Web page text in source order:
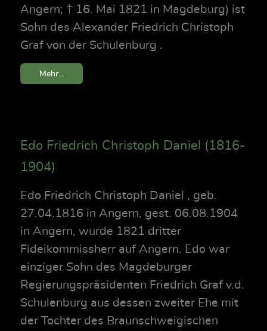
Angern; † 16. Mai 1821 in Magdeburg) ist
Sohn des Alexander Friedrich Christoph
Graf von der Schulenburg .
Mehr...
Edo Friedrich Christoph Daniel (1816-
1904)
Edo Friedrich Christoph Daniel , geb.
27.04.1816 in Angern, gest. 06.08.1904
in Angern, wurde 1821 dritter
Fideikommissherr auf Angern. Edo war
einziger Sohn des Magdeburger
Regierungspräsidenten Friedrich Graf v.d.
Schulenburg aus dessen zweiter Ehe mit
der Tochter des Braunschweigischen